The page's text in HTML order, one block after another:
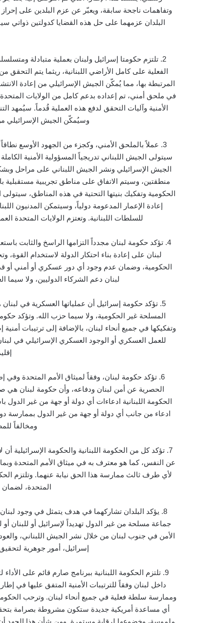
وتفاهمات ناجحة سابقة، ويعبّر عن عزم البلدين على
البلدان عزمهما على حل هذه القضايا كدولتين ذواتي
2. تلتزم حكومتا إسرائيل ولبنان بعملية متبادلة
الفعلية على كامل الأراضي اللبنانية، ريثما يتم
المرتبطة بها، مما يُمكّن الجيش الإسرائيلي من إعادة
في ملحق أمني، تم إعداده بدعم كامل من الولايات المتحدة،
الأمنية وآليات التحقق لدفع هذه العملية قُدماً. سيُمهد
وسيُمكّن الجيش الإسرائيلي من
3
. عملاً بالملحق الأمني، وكجزء من الجهود الأوسع نطاقاً
سيتولى الجيش اللبناني تدريجياً المسؤولية الأمنية
الجيش الإسرائيلي ونشر الجيش اللبناني على مراحل
منطقتين، وسيتم الاتفاق على مناطق تجريبية
الحكومية وتفكيك بنيتها التحتية في هذه المناطق، سيتولى
إعادة الإعمار المدعومة دولياً، وسيتمكن المدنيون
للسلطات اللبنانية. وتعتزم الولايات المتحدة
4
.تؤكد حكومة لبنان مجدداً التزامها الراسخ والثابت
لبنان على إعادة بناء احتكار الدولة لاستخدام
الحكومية، وضمان عدم وجود أي دور عسكري أو أمني
لبنان دعم الشركاء الدوليين، ولا سيما
5
.تؤكد حكومة إسرائيل أن عملياتها العسكرية في لبنان
المسلحة غير الحكومية، ولا سيما حزب الله. وتؤكد
وتفكيكها في جميع أنحاء لبنان، بالإضافة إلى ترتيبات
للعمل العسكري أو الوجود العسكري الإسرائيلي في
6. تؤكد حكومة لبنان، وفقاً لميثاق الأمم المتحدة وفي
الحصرية عن أمن لبنان ودفاعه، وأن حكومة لبنان هي
الحكومة اللبنانية ادعاءات أي دولة أو جهة من غير
ادعاء من جانب أي دولة أو جهة من غير الدول بممارسة
ومخالفاً
7. تؤكد كل من الحكومة اللبنانية والحكومة
عن النفس، كما هو معترف به في ميثاق الأمم المتحدة وبما
لأي طرف ثالث ممارسة هذا الحق نيابة عنهما. وتلتزم
المتحدة، لضمان
8. يؤكد البلدان تشاركهما في هدف يتمثل في وجود لبنان
جماعة مسلحة من غير الدول تهديداً لإسرائيل أو للبنان
الأمن في جنوب لبنان من خلال نشر الجيش اللبناني،
إسرائيل، أمور جوهرية
9. تلتزم الحكومة اللبنانية ببرنامج صارم قائم على
داخل لبنان وفقاً للترتيبات الأمنية المتفق عليها في
وممارسة سلطة فعلية في جميع أنحاء لبنان. وترحب الحكومة
أي مساعدة أمريكية جديدة ستكون مشروطة بصرامة
ملموسة، وخضوعها لرقابة مستمرة. ومن شأن هذا الجهد